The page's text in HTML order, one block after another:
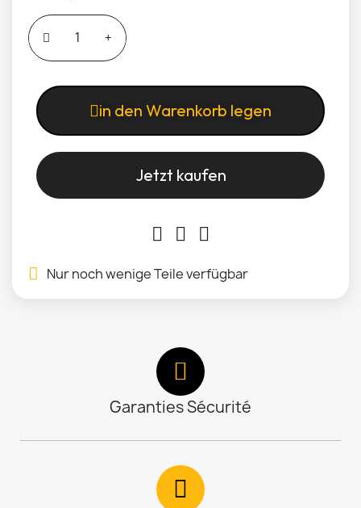
in den Warenkorb legen
Jetzt kaufen
Nur noch wenige Teile verfügbar
Garanties Sécurité